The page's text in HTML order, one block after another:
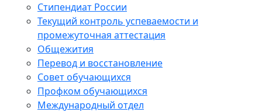
Стипендиат России
Текущий контроль успеваемости и
промежуточная аттестация
Общежития
Перевод и восстановление
Совет обучающихся
Профком обучающихся
Международный отдел